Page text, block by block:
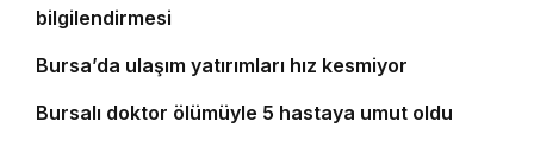
bilgilendirmesi
5
Bursa’da ulaşım yatırımları hız kesmiyor
6
Bursalı doktor ölümüyle 5 hastaya umut oldu
7